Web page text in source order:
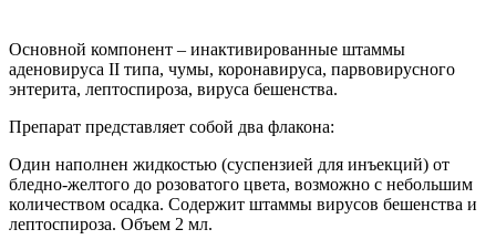
Основной компонент – инактивированные штаммы
аденовируса II типа, чумы, коронавируса, парвовирусного
энтерита, лептоспироза, вируса бешенства.
Препарат представляет собой два флакона:
Один наполнен жидкостью (суспензией для инъекций) от
бледно-желтого до розоватого цвета, возможно с небольшим
количеством осадка. Содержит штаммы вирусов бешенства и
лептоспироза. Объем 2 мл.